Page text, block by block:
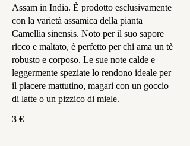
Assam in India. È prodotto esclusivamente
con la varietà assamica della pianta
Camellia sinensis. Noto per il suo sapore
ricco e maltato, è perfetto per chi ama un tè
robusto e corposo. Le sue note calde e
leggermente speziate lo rendono ideale per
il piacere mattutino, magari con un goccio
di latte o un pizzico di miele.
3 €